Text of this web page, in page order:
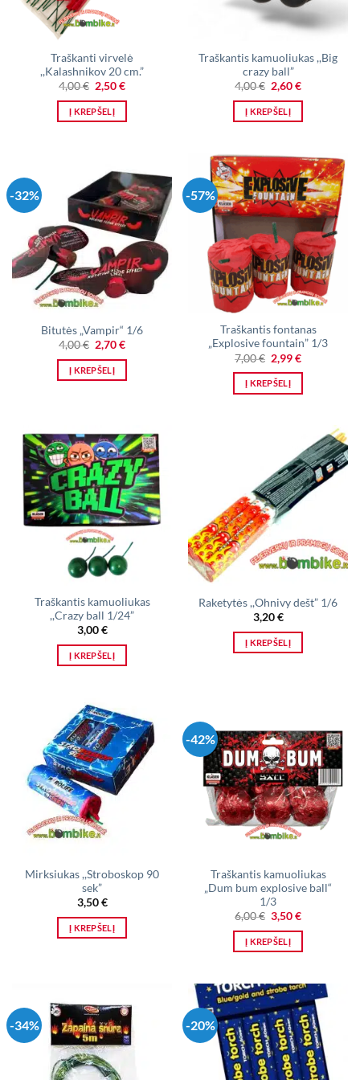
Traškanti virvelė
,,Kalashnikov 20 cm.”
4,00€ Original
price
was:
4,00 €.
2,50€Current
is:
Į KREPŠELĮ
Traškantis kamuoliukas ,,Big
crazy ball”
4,00€ Original
price
was:
4,00 €.
2,60€Current
is:
Į KREPŠELĮ
-32%
Bitutės „Vampir“ 1/6
4,00€ Original
price
was:
4,00 €.
2,70€Current
is:
Į KREPŠELĮ
-57%
Traškantis fontanas
„Explosive fountain” 1/3
7,00€ Original
price
was:
7,00 €.
2,99€Current
is:
Į KREPŠELĮ
Traškantis kamuoliukas
,,Crazy ball 1/24”
3,00€
Į KREPŠELĮ
Raketytės ,,Ohnivy dešt” 1/6
3,20€
Į KREPŠELĮ
Mirksiukas ,,Stroboskop 90
sek”
3,50€
Į KREPŠELĮ
-42%
Traškantis kamuoliukas
„Dum bum explosive ball“
1/3
6,00€ Original
price
was:
6,00 €.
3,50€Current
is:
Į KREPŠELĮ
-34% -20%